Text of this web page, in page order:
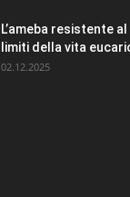
L’ameba resistente
limiti della vita
02.12.2025